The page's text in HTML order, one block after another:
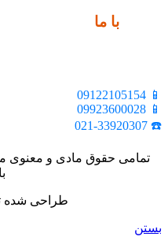
با ما
📱 09122105154
📱 09923600028
☎️ 021-33920307
تمامی حقوق مادی و معنوی
طراحی شده
بستن